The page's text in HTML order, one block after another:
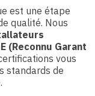
est une étape
qualité. Nous
(Reconnu Garant
vous
standards de